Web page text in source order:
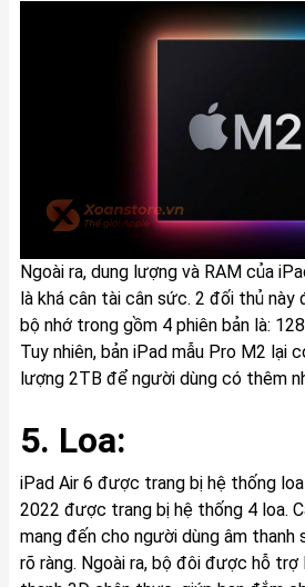
Ngoài ra, dung lượng và RAM của
là khá cân tài cân sức. 2 đối thủ này
bộ nhớ trong gồm 4 phiên bản là:
Tuy nhiên, bản iPad mẫu Pro M2 lại
lượng 2TB để người dùng có thêm
5. Loa:
iPad Air 6 được trang bị hệ thống
2022 được trang bị hệ thống 4 loa.
mang đến cho người dùng âm thanh
rõ ràng. Ngoài ra, bộ đôi được hỗ